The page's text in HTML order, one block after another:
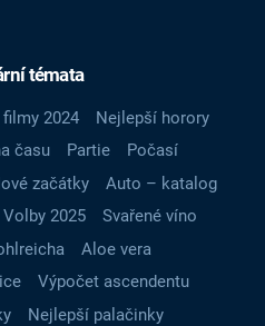
témata
2024
Nejlepší horory
času Partie
Počasí
začátky
Auto – katalog
Volby 2025
Svařené víno
Aloe vera
Výpočet ascendentu
Nejlepší palačinky